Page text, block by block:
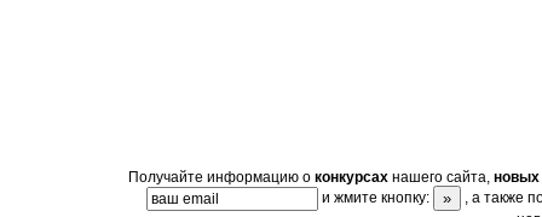
Получайте информацию о конкурсахнашего сайта, новых
и жмите кнопку:
, а также